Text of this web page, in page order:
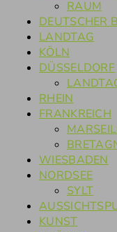
RAUM
DEUTSCHER
LANDTAG
KÖLN
DÜSSELDORF
RHEIN
FRANKREICH
WIESBADEN
NORDSEE
SYLT
KUNST